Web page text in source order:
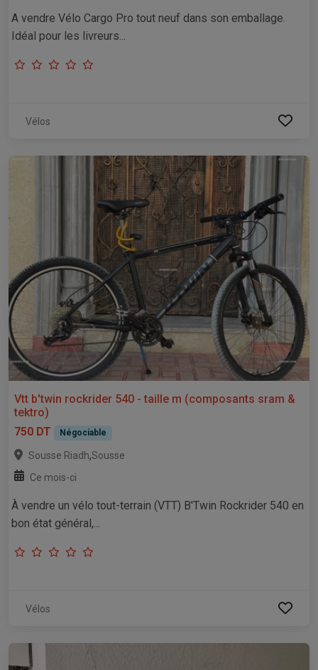
A vendre Vélo Cargo Pro tout neuf dans son emballage. ​
Idéal pour les livreurs...
Vélos
Vtt b'twin rockrider 540 - taille m (composants sram &
tektro)
750 DT
Négociable
Sousse Riadh,Sousse
Ce mois-ci
À vendre un vélo tout-terrain (VTT) B'Twin Rockrider 540 en
bon état général,...
Vélos